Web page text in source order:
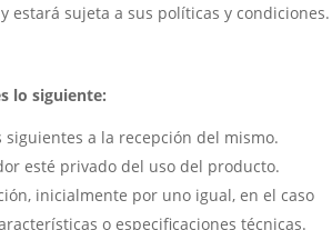
sujeta a sus políticas y condiciones.
lo siguiente:
a la recepción del mismo.
esté privado del uso del producto.
inicialmente por uno igual, en el caso
o especificaciones técnicas.